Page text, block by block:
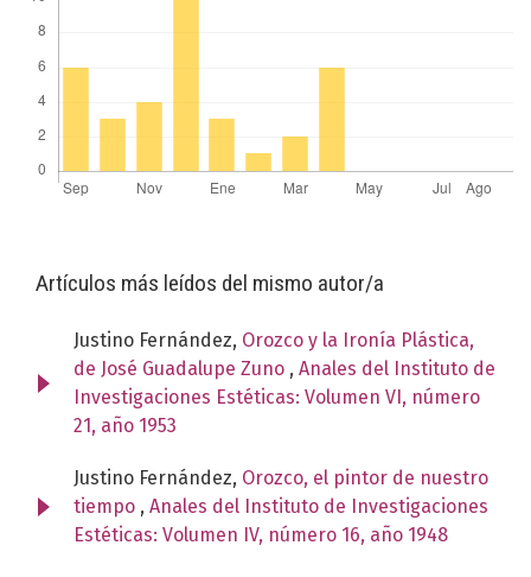
Artículos más leídos del mismo autor/a
Justino Fernández, Orozco y la Ironía Plástica,
de José Guadalupe Zuno , Anales del Instituto de
Investigaciones Estéticas: Volumen VI, número
21, año 1953
Justino Fernández, Orozco, el pintor de nuestro
tiempo , Anales del Instituto de Investigaciones
Estéticas: Volumen IV, número 16, año 1948